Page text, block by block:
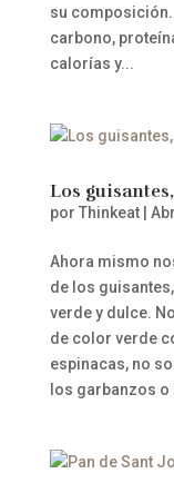
su
carbono,
calorías y...
Los
por Thinkeat|
Ahora mismo
de los
verde y dulce.
de color verde
espinacas, no
los garbanzos o